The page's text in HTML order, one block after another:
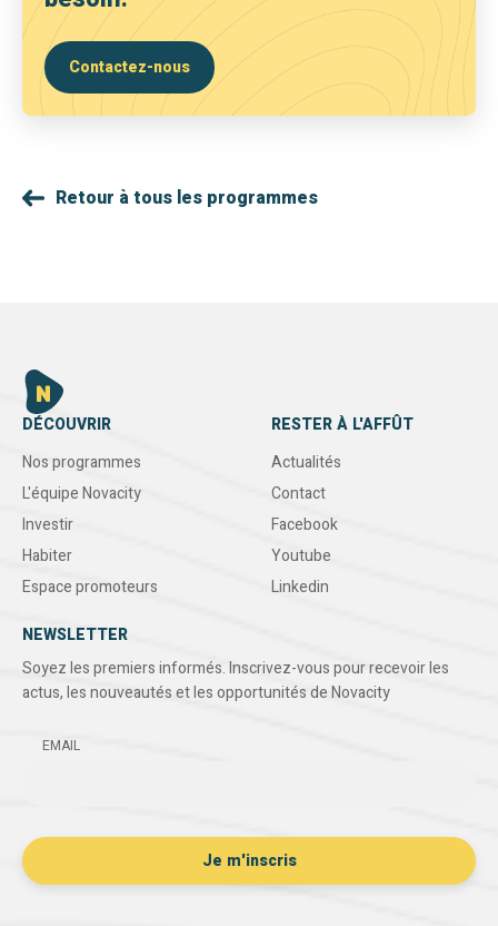
Contactez-nous
Retour à tous les programmes
DÉCOUVRIR
Nos programmes
L'équipe Novacity
Investir
Habiter
Espace promoteurs
RESTER À L'AFFÛT
Actualités
Contact
Facebook
Youtube
Linkedin
NEWSLETTER
Soyez les premiers informés. Inscrivez-vous pour recevoir les
actus, les nouveautés et les opportunités de Novacity
EMAIL